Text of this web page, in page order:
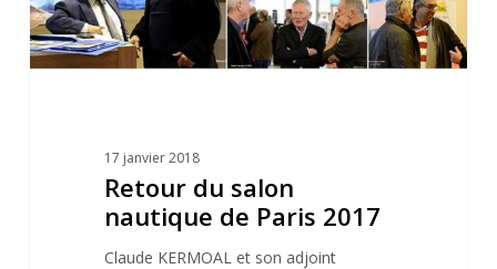
17 janvier 2018
Retour du salon
nautique de Paris 2017
Claude KERMOAL et son adjoint